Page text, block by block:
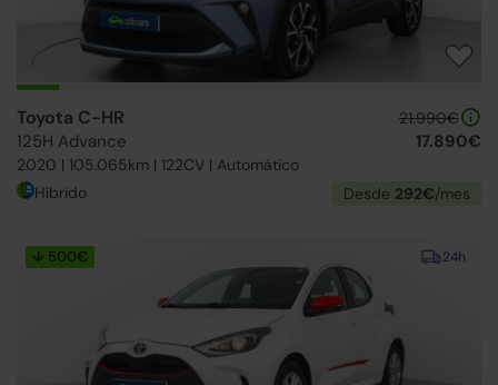
Toyota C-HR
125H Advance
2020 | 105.065km | 122CV | Automático
21.990€
17.890€
Híbrido Desde 292€/mes
24h
↓ 500€